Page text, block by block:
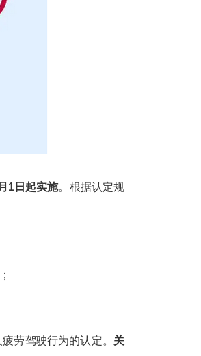
1日起实施。根据认定规
劳驾驶行为的认定。 关